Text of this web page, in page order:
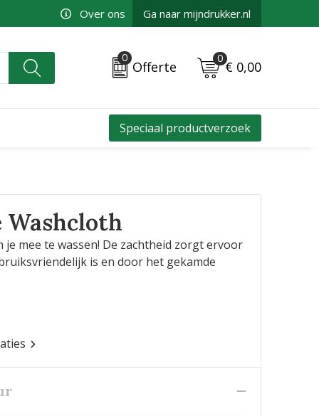
Over ons Ga naar mijndrukker.nl
0
Offerte
0
€ 0,00
Speciaal productverzoek
je mee te wassen! De zachtheid zorgt ervoor
is en door het gekamde